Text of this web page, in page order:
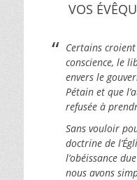
VOS
Certains
conscience, le
envers le
Pétain et que
refusée à
Sans vouloir
doctrine de
l’obéissance
nous avons